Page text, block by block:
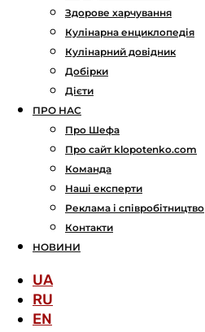
Здорове харчування
Кулінарна енциклопедія
Кулінарний довідник
Добірки
Дієти
ПРО НАС
Про Шефа
Про сайт klopotenko.com
Команда
Наші експерти
Реклама і співробітництво
Контакти
НОВИНИ
UA
RU
EN